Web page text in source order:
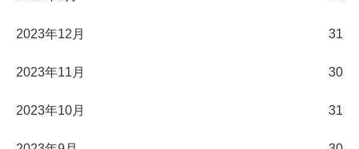
2023年12月 31
2023年11月 30
2023年10月 31